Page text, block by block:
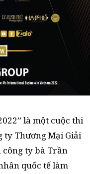
là một cuộc thi
ty Thương Mại Giải
ty bà Trần
quốc tế làm